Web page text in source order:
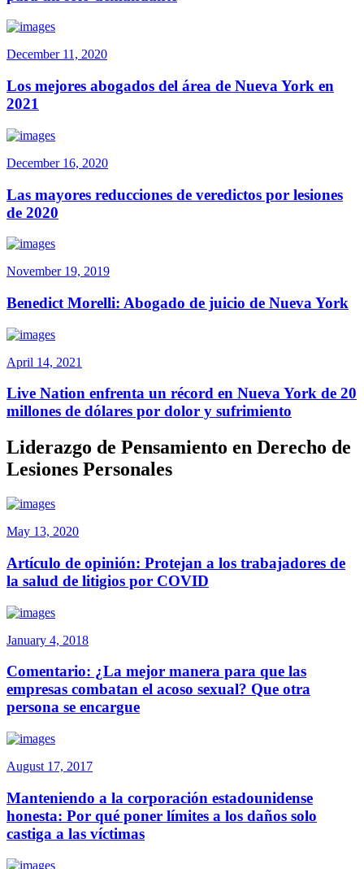
December 11, 2020
Los mejores abogados del área de Nueva York en
2021
December 16, 2020
Las mayores reducciones de veredictos por lesiones
de 2020
November 19, 2019
Benedict Morelli: Abogado de juicio de Nueva York
April 14, 2021
Live Nation enfrenta un récord en Nueva York de 20
millones de dólares por dolor y sufrimiento
Liderazgo de Pensamiento en Derecho de
Lesiones Personales
May 13, 2020
Artículo de opinión: Protejan a los trabajadores de
la salud de litigios por COVID
January 4, 2018
Comentario: ¿La mejor manera para que las
empresas combatan el acoso sexual? Que otra
persona se encargue
August 17, 2017
Manteniendo a la corporación estadounidense
honesta: Por qué poner límites a los daños solo
castiga a las víctimas